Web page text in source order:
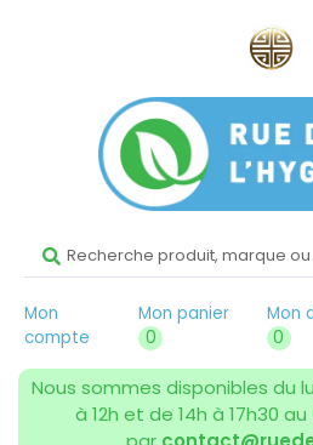
Mon
compte
Mon panier
0
Mon
0
Nous sommes disponibles du
à 12h et de 14h à 17h30 au